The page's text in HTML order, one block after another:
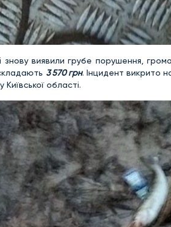
знову виявили грубе порушення,
3 570 грн. Інцидент викрито
області.